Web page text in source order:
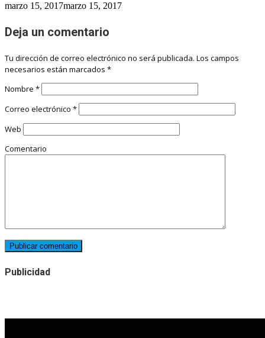
marzo 15, 2017marzo 15, 2017
Deja un comentario
Tu dirección de correo electrónico no será publicada. Los campos
necesarios están marcados *
Nombre *
Correo electrónico *
Web
Comentario
Publicidad